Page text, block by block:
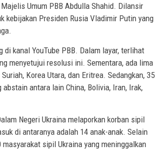
Umum PBB Abdulla Shahid. Dilansir
kebijakan Presiden Rusia Vladimir Putin yang
kanal YouTube PBB. Dalam layar, terlihat
menyetujui resolusi ini. Sementara, ada lima
Korea Utara, dan Eritrea. Sedangkan, 35
antara lain China, Bolivia, Iran, Irak,
Negeri Ukraina melaporkan korban sipil
di antaranya adalah 14 anak-anak. Selain
sipil Ukraina yang meninggalkan